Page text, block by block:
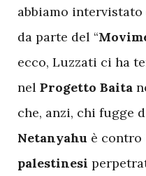
abbiamo
da parte del “
ecco, Luzzati ci ha
nel Progetto Baita
che, anzi, chi fugge
Netanyahu è contro
palestinesi